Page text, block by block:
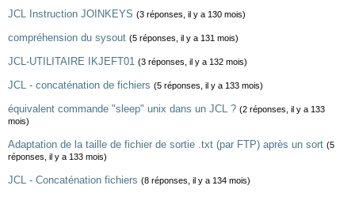
JCL Instruction JOINKEYS (3 réponses, il y a 130 mois)
compréhension du sysout (5 réponses, il y a 131 mois)
JCL-UTILITAIRE IKJEFT01 (3 réponses, il y a 132 mois)
JCL - concaténation de fichiers (5 réponses, il y a 133 mois)
équivalent commande "sleep" unix dans un JCL ? (2 réponses, il y a 133
mois)
Adaptation de la taille de fichier de sortie .txt (par FTP) après un sort (5
réponses, il y a 133 mois)
JCL - Concaténation fichiers (8 réponses, il y a 134 mois)